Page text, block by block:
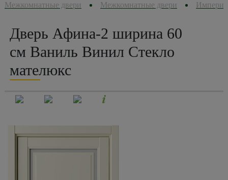
Межкомнатные двери Межкомнатные двери Империя
Дверь Афина-2 ширина 60
см Ваниль Винил Стекло
мателюкс